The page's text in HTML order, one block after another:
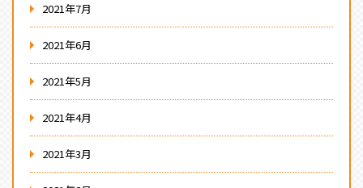
2021年7月
2021年6月
2021年5月
2021年4月
2021年3月